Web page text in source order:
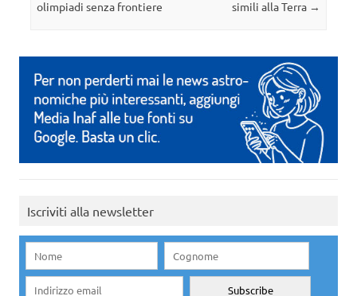
olimpiadi senza frontiere simili alla Terra →
Iscriviti alla newsletter